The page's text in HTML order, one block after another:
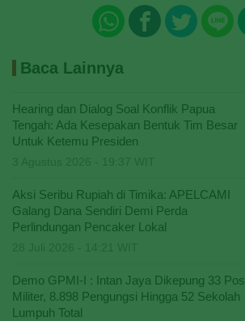
Baca Lainnya
Hearing dan Dialog Soal Konflik Papua
Tengah: Ada Kesepakan Bentuk Tim Besar
Untuk Ketemu Presiden
Aksi Seribu Rupiah di Timika: APELCAMI
Galang Dana Sendiri Demi Perda
Perlindungan Pencaker Lokal
Demo GPMI-I : Intan Jaya Dikepung 33 Pos
Militer, 8.898 Pengungsi Hingga 52 Sekolah
Lumpuh Total